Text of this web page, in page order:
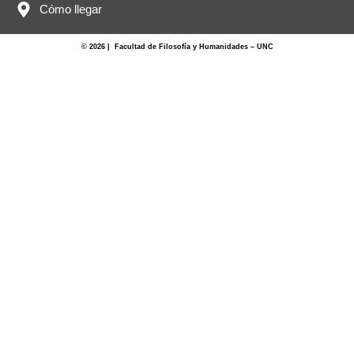
Cómo llegar
© 2026 | Facultad de Filosofía y Humanidades – UNC